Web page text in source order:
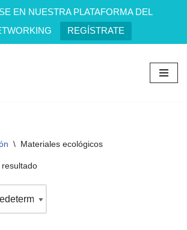
EN NUESTRA PLATAFORMA DEL
REGÍSTRATE
\ Materiales ecológicos